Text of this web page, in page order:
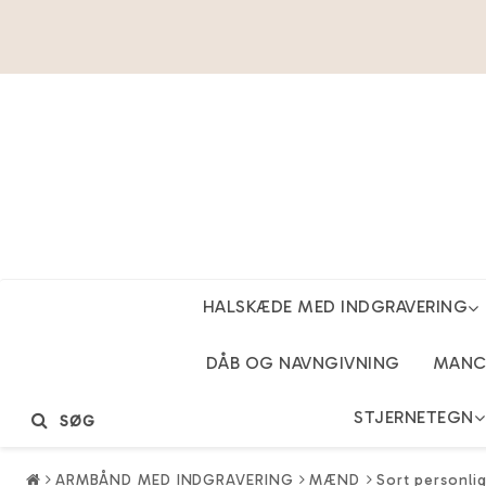
HALSKÆDE MED INDGRAVERING
DÅB OG NAVNGIVNING
STJERNETEGN
SØG
ARMBÅND MED INDGRAVERING MÆND Sort